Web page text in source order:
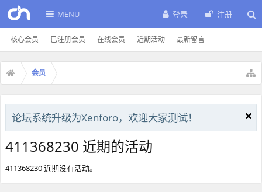
MENU
核心会员 已注册会员 在线会员 近期活动 最新留言
登录 注册
会员
论坛系统升级为Xenforo，欢迎大家测试！
411368230 近期的活动
411368230 近期没有活动。